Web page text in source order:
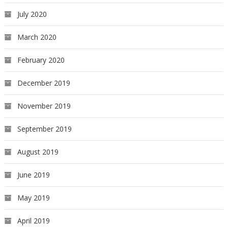
July 2020
March 2020
February 2020
December 2019
November 2019
September 2019
August 2019
June 2019
May 2019
April 2019